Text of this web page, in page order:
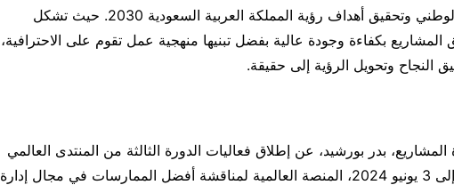
مكاتب إدارة المشاريع في التحول الوطني وتحقيق أهداف رؤية المملكة العربية السعودية 2030. حيث تشكل
بكفاءة وجودة عالية بفضل تبنيها منهجية عمل تقوم على الاحترافية،
النجاح وتحويل الرؤية إلى حقيقة.
بدر بورشيد، عن إطلاق فعاليات الدورة الثالثة من المنتدى العالمي
لإدارة المشاريع خلال الفترة من 2 إلى 3 يونيو 2024، المنصة العالمية لمناقشة أفضل الممارسات في مجال إدارة